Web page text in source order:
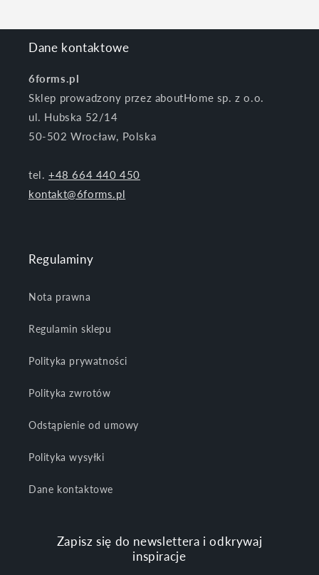
Dane kontaktowe
6forms.pl
Sklep prowadzony przez aboutHome sp. z o.o.
ul. Hubska 52/14
50-502 Wrocław, Polska
tel.+48 664 440 450
kontakt@6forms.pl
Regulaminy
Nota prawna
Regulamin sklepu
Polityka prywatności
Polityka zwrotów
Odstąpienie od umowy
Polityka wysyłki
Dane kontaktowe
Zapisz się do newslettera i odkrywaj
inspiracje